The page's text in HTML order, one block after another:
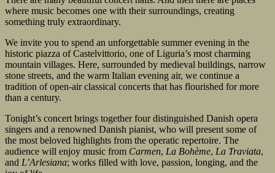
where music becomes one with their surroundings, creating
something truly extraordinary.
We invite you to spend an unforgettable summer evening in the
historic piazza of Castelvittorio, one of Liguria’s most charming
mountain villages. Here, surrounded by medieval buildings, narrow
stone streets, and the warm Italian evening air, we continue a
tradition of open-air classical concerts that has flourished for more
than a century.
Tonight’s concert brings together four distinguished Danish opera
singers and a renowned Danish pianist, who will present some of
the most beloved highlights from the operatic repertoire. The
audience will enjoy music from Carmen, La Bohème, La Traviata,
and L’Arlesiana; works filled with love, passion, longing, and the